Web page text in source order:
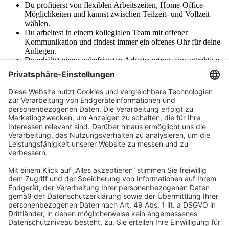
Du profitierst von flexiblen Arbeitszeiten, Home-Office-
Möglichkeiten und kannst zwischen Teilzeit- und Vollzeit
wählen.
Du arbeitest in einem kollegialen Team mit offener
Kommunikation und findest immer ein offenes Ohr für deine
Anliegen.
Du erhältst einen unbefristeten Arbeitsvertrag, eine attraktive
Vergütung und eine betriebliche Altersvorsorge.
Du wirst bei deiner beruflichen Weiterentwicklung gezielt und
langfristig unterstützt – durch individuelle Entwicklungspläne,
regelmäßiges Feedback, passende Weiterbildungen und die
Möglichkeit, schrittweise mehr Verantwortung zu
übernehmen.
Du erreichst uns bequem dank guter Verkehrsanbindung und
kannst an internen Events teilnehmen.
Werde Teil des
Du möchtest in einer innovativen, digitalisierten Gruppe für
Steuerberatung, Wirtschaftsprüfung und Rechtsberatung arbeiten
und dabei aktiv zum Wachstum beitragen? Dann bist Du hier genau
richtig!
Bei uns sind alle Menschen willkommen - unabhängig von
Geschlecht, Nationalität, ethnischer und sozialer Herkunft,